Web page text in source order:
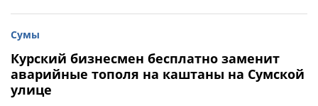
Сумы
Курский бизнесмен бесплатно заменит
аварийные тополя на каштаны на Сумской
улице